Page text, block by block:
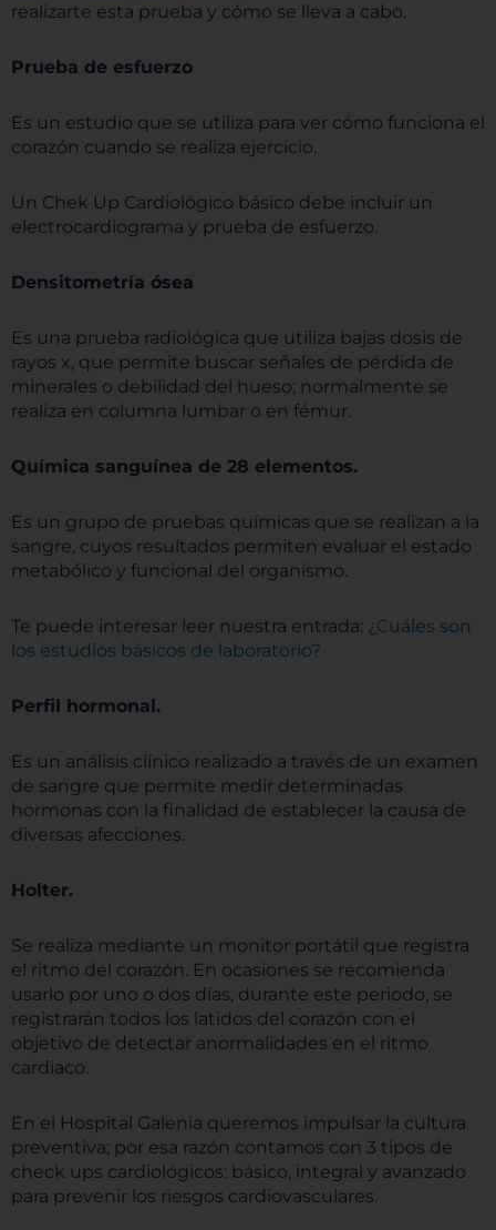
realizarte esta prueba y cómo se lleva a cabo.
Prueba de esfuerzo
Es un estudio que se utiliza para ver cómo funciona el
corazón cuando se realiza ejercicio.
Un Chek Up Cardiológico básico debe incluir un
electrocardiograma y prueba de esfuerzo.
Densitometría ósea
Es una prueba radiológica que utiliza bajas dosis de
rayos x, que permite buscar señales de pérdida de
minerales o debilidad del hueso; normalmente se
realiza en columna lumbar o en fémur.
Química sanguínea de 28 elementos.
Es un grupo de pruebas químicas que se realizan a la
sangre, cuyos resultados permiten evaluar el estado
metabólico y funcional del organismo.
Te puede interesar leer nuestra entrada: ¿Cuáles son
los estudios básicos de laboratorio?
Perfil hormonal.
Es un análisis clínico realizado a través de un examen
de sangre que permite medir determinadas
hormonas con la finalidad de establecer la causa de
diversas afecciones.
Holter.
Se realiza mediante un monitor portátil que registra
el ritmo del corazón. En ocasiones se recomienda
usarlo por uno o dos días, durante este periodo, se
registrarán todos los latidos del corazón con el
objetivo de detectar anormalidades en el ritmo
cardiaco.
En el Hospital Galenia queremos impulsar la cultura
preventiva; por esa razón contamos con 3 tipos de
check ups cardiológicos: básico, integral y avanzado
para prevenir los riesgos cardiovasculares.